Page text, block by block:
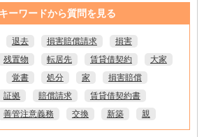
ーワードから質問を見る
退去 損害賠償請求
損害
残置物 転居先 賃貸借契約
大家
覚書 処分 家
損害賠償
証拠 賠償請求
賃貸借契約書
善管注意義務 交換 新築 親